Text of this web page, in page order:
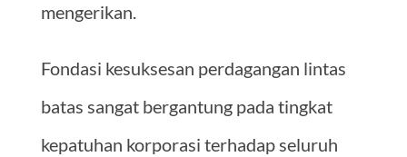
mengerikan.
Fondasi kesuksesan perdagangan lintas
batas sangat bergantung pada tingkat
kepatuhan korporasi terhadap seluruh